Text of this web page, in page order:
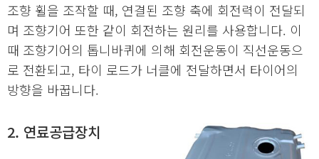
조향 휠을 조작할 때, 연결된 조향 축에 회전력이 전달되
며 조향기어 또한 같이 회전하는 원리를 사용합니다. 이
때 조향기어의 톱니바퀴에 의해 회전운동이 직선운동으
로 전환되고, 타이 로드가 너클에 전달하면서 타이어의
방향을 바꿉니다.
2. 연료공급장치